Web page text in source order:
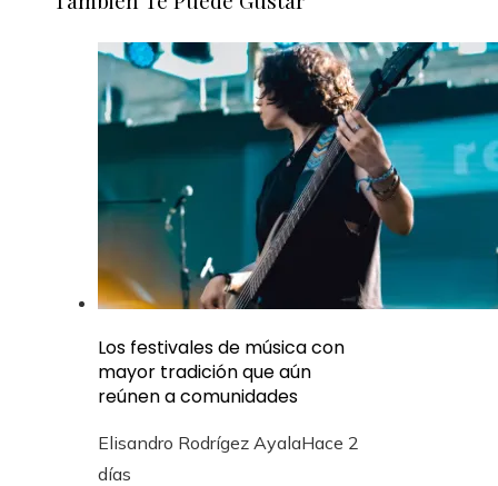
Los festivales de música con
mayor tradición que aún
reúnen a comunidades
Elisandro Rodrígez AyalaHace 2
días